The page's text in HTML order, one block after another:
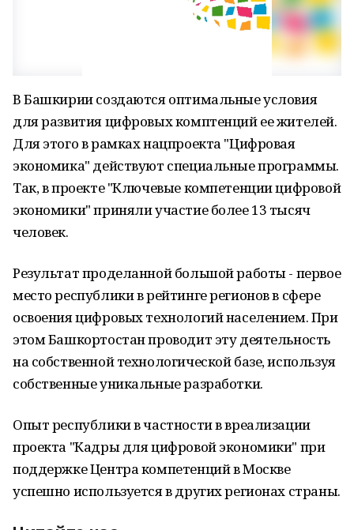
В Башкирии создаются оптимальные условия
для развития цифровых комптенций ее жителей.
Для этого в рамках нацпроекта "Цифровая
экономика" действуют специальные программы.
Так, в проекте "Ключевые компетенции цифровой
экономики" приняли участие более 13 тысяч
человек.
Результат проделанной большой работы - первое
место республики в рейтинге регионов в сфере
освоения цифровых технологий населением. При
этом Башкортостан проводит эту деятельность
на собственной технологической базе, используя
собственные уникальные разработки.
Опыт республики в частности в вреализации
проекта "Кадры для цифровой экономики" при
поддержке Центра компетенций в Москве
успешно используется в других регионах страны.